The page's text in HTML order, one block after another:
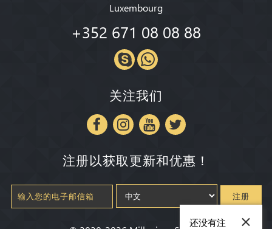
Luxembourg
+352 671 08 08 88
关注我们
注册以获取更新和优惠！
注册
×
还没有注